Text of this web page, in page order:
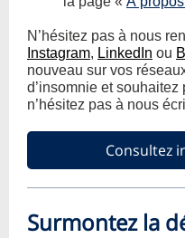
N’hésitez pas à nous
Instagram, LinkedIn ou
nouveau sur vos
d’insomnie et
n’hésitez pas à nous
Consultez
Surmontez la